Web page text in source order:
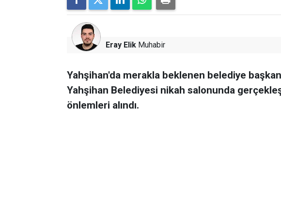
Eray Elik Muhabir
Yahşihan'da merakla beklenen belediye
Yahşihan Belediyesi nikah salonunda
önlemleri alındı.